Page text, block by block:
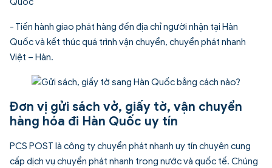
- Tiến hành giao phát hàng đến địa chỉ người nhận tại Hàn
Quốc và kết thúc quá trình vận chuyển, chuyển phát nhanh
Việt – Hàn.
Đơn vị gửi sách vở, giấy tờ, vận chuyển
hàng hóa đi Hàn Quốc uy tín
PCS POST là công ty chuyển phát nhanh uy tín chuyên cung
cấp dịch vụ chuyển phát nhanh trong nước và quốc tế. Chúng